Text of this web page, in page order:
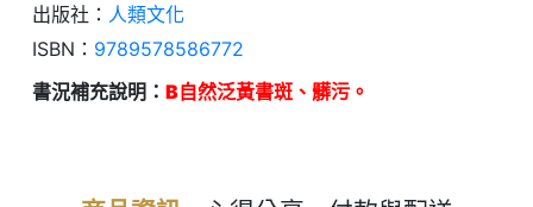
出版社： 人類文化
ISBN： 9789578586772
書況補充說明： B自然泛黃書斑、髒污。